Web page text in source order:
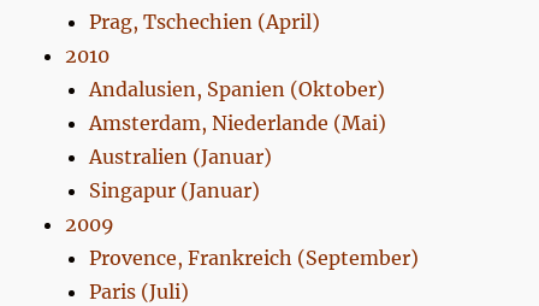
Prag, Tschechien (April)
2010
Andalusien, Spanien (Oktober)
Amsterdam, Niederlande (Mai)
Australien (Januar)
Singapur (Januar)
2009
Provence, Frankreich (September)
Paris (Juli)